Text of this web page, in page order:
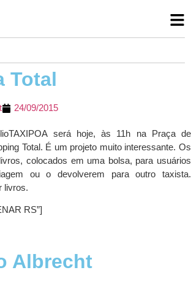
Total
24/09/2015
será hoje, às 11h na Praça de
Total. É um projeto muito interessante. Os
colocados em uma bolsa, para usuários
ou o devolverem para outro taxista.
livros.
RS”]
Albrecht